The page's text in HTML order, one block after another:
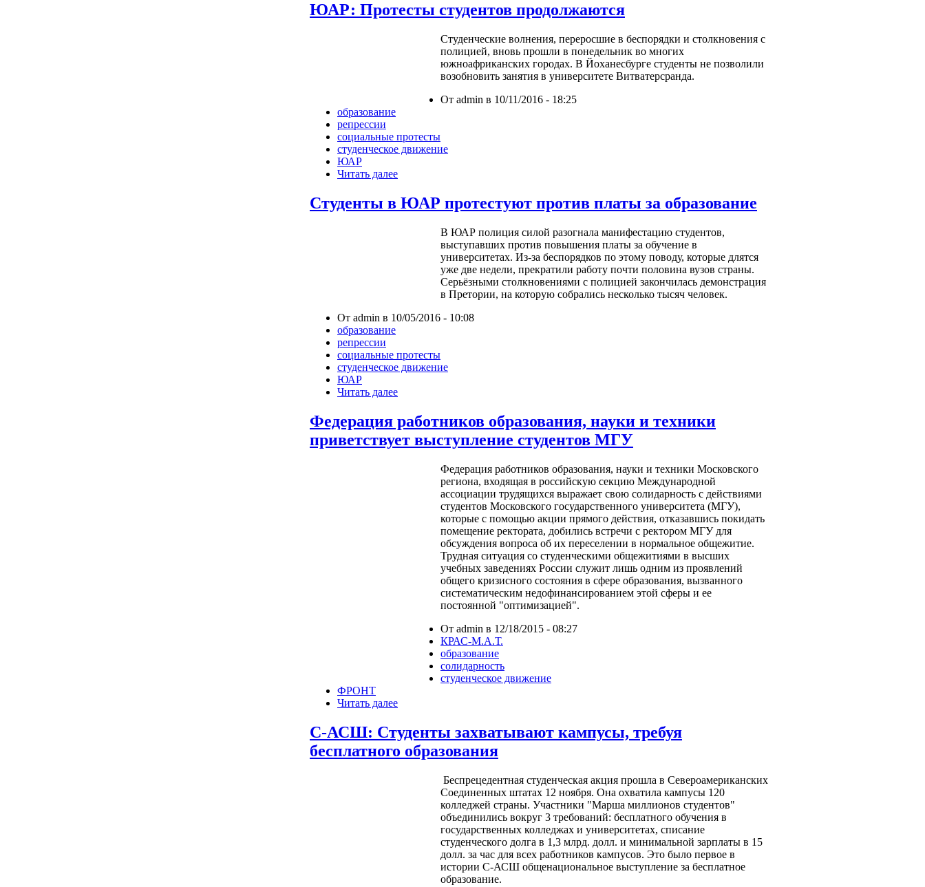
ЮАР: Протесты студентов продолжаются
Студенческие волнения, переросшие в беспорядки и столкновения с
полицией, вновь прошли в понедельник во многих
южноафриканских городах. В Йоханесбурге студенты не позволили
возобновить занятия в университете Витватерсранда.
От admin в 10/11/2016 - 18:25
образование
репрессии
социальные протесты
студенческое движение
ЮАР
Читать далее
Студенты в ЮАР протестуют против платы за образование
В ЮАР полиция силой разогнала манифестацию студентов,
выступавших против повышения платы за обучение в
университетах. Из-за беспорядков по этому поводу, которые длятся
уже две недели, прекратили работу почти половина вузов страны.
Серьёзными столкновениями с полицией закончилась демонстрация
в Претории, на которую собрались несколько тысяч человек.
От admin в 10/05/2016 - 10:08
образование
репрессии
социальные протесты
студенческое движение
ЮАР
Читать далее
Федерация работников образования, науки и техники
приветствует выступление студентов МГУ
Федерация работников образования, науки и техники Московского
региона, входящая в российскую секцию Международной
ассоциации трудящихся выражает свою солидарность с действиями
студентов Московского государственного университета (МГУ),
которые с помощью акции прямого действия, отказавшись покидать
помещение ректората, добились встречи с ректором МГУ для
обсуждения вопроса об их переселении в нормальное общежитие.
Трудная ситуация со студенческими общежитиями в высших
учебных заведениях России служит лишь одним из проявлений
общего кризисного состояния в сфере образования, вызванного
систематическим недофинансированием этой сферы и ее
постоянной "оптимизацией".
От admin в 12/18/2015 - 08:27
КРАС-М.А.Т.
образование
солидарность
студенческое движение
ФРОНТ
Читать далее
С-АСШ: Студенты захватывают кампусы, требуя
бесплатного образования
Беспрецедентная студенческая акция прошла в Североамериканских
Соединенных штатах 12 ноября. Она охватила кампусы 120
колледжей страны. Участники "Марша миллионов студентов"
объединились вокруг 3 требований: бесплатного обучения в
государственных колледжах и университетах, списание
студенческого долга в 1,3 млрд. долл. и минимальной зарплаты в 15
долл. за час для всех работников кампусов. Это было первое в
истории С-АСШ общенациональное выступление за бесплатное
образование.